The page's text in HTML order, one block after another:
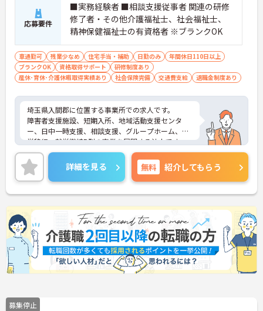
応募要件
■実務経験者 ■相談支援従事者 関連の研修
修了者・その他介護福祉士、社会福祉士、
精神保健福祉士の有資格者 ※ブランクOK
車通勤可 残業少なめ 住宅手当・補助 日勤のみ
年間休日110日以上
ブランクOK
資格取得サポート
研修制度あり
産休･育休･介護休暇取得実績あり
社会保険完備 交通費支給 退職金制度あり
埼玉県入間郡に位置する事業所での求人です。
障害者支援施設、短期入所、地域活動支援センタ
ー、日中一時支援、相談支援、グループホーム、就
労移行、就労継続B型の事業を展開する法人です。
地域に安定したサービスを目指し、多職種連携して
ご利用者様をサポートしています。
基本土日祝がお休み、残業が少なくプライベートと
の両立も可能です。
ご興味ある方はお気軽にお問い合わせ下さい。
詳細を見る 無料 紹介してもらう
募集停止